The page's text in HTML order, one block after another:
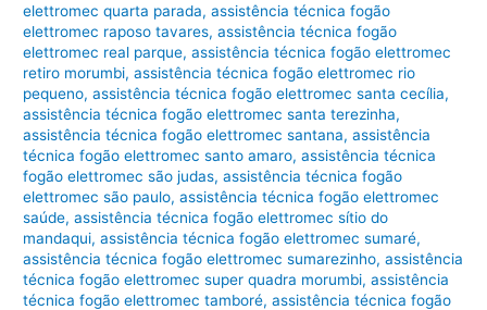
elettromec quarta parada,assistência técnica fogão
elettromec raposo tavares,assistência técnica fogão
elettromec real parque,assistência técnica fogão elettromec
retiro morumbi,assistência técnica fogão elettromec rio
pequeno,assistência técnica fogão elettromec santa cecília,
assistência técnica fogão elettromec santa terezinha,
assistência técnica fogão elettromec santana,assistência
técnica fogão elettromec santo amaro,assistência técnica
fogão elettromec são judas,assistência técnica fogão
elettromec são paulo,assistência técnica fogão elettromec
saúde,assistência técnica fogão elettromec sítio do
mandaqui,assistência técnica fogão elettromec sumaré,
assistência técnica fogão elettromec sumarezinho,assistência
técnica fogão elettromec super quadra morumbi,assistência
técnica fogão elettromec tamboré,assistência técnica fogão